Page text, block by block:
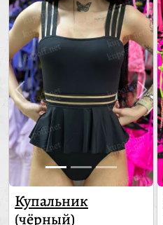
Купальник
(чёрный)